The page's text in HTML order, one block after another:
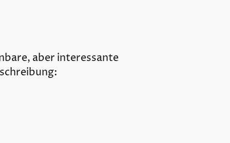
aber interessante